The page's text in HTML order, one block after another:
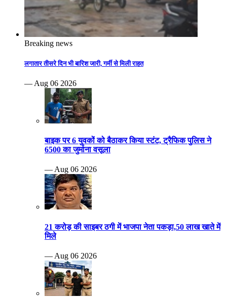
Breaking news
लगातार तीसरे दिन भी बारिश जारी, गर्मी से मिली राहत
— Aug 06 2026
बाइक पर 6 युवकों को बैठाकर किया स्टंट, ट्रैफिक पुलिस ने
6500 का जुर्माना वसूला
— Aug 06 2026
21 करोड़ की साइबर ठगी में भाजपा नेता पकड़ा,50 लाख खाते में
मिले
— Aug 06 2026